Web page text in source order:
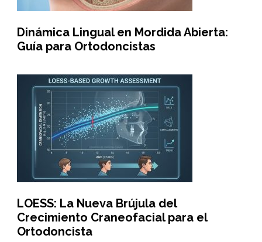
Dinámica Lingual en Mordida Abierta:
Guía para Ortodoncistas
LOESS: La Nueva Brújula del
Crecimiento Craneofacial para el
Ortodoncista